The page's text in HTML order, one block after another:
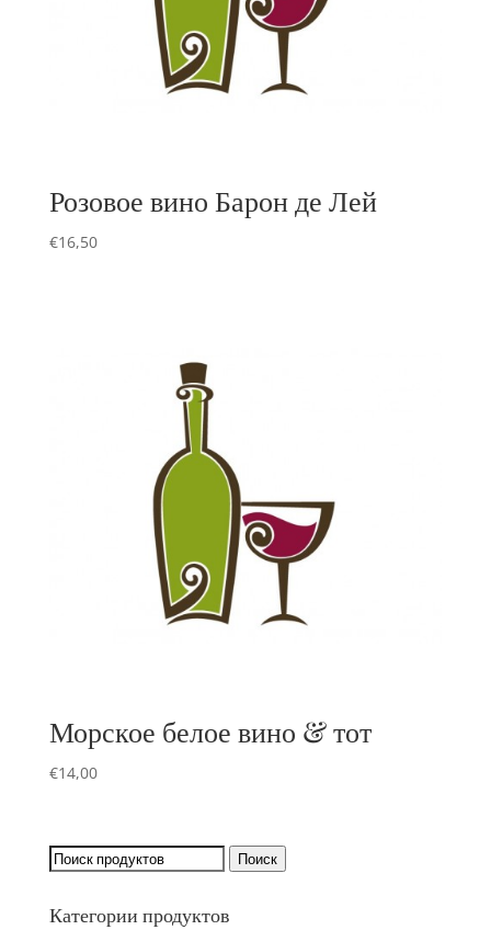
Розовое вино Барон де Лей
€16,50
Морское белое вино & тот
€14,00
Искать: Поиск
Категории продуктов